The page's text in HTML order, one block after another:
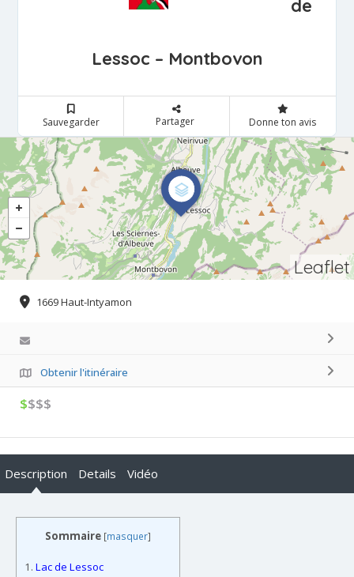
de
Lessoc – Montbovon
Sauvegarder Partager Donne ton avis
Leaflet
1669 Haut-Intyamon
Obtenir l'itinéraire
$$$$
Description Details Vidéo
Sommaire [masquer]
1. Lac de Lessoc